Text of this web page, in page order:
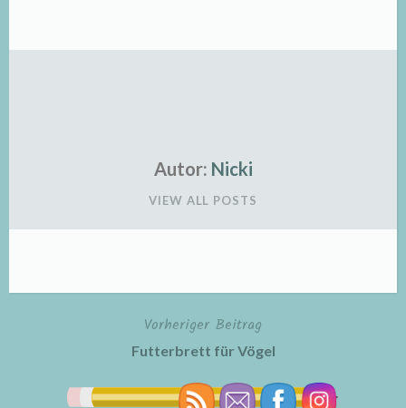
Autor: Nicki
VIEW ALL POSTS
BeitragsnavigationVorheriger Beitrag
Futterbrett für Vögel